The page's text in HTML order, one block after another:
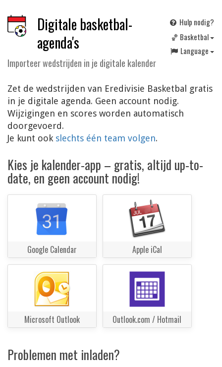
Digitale basketbal-
agenda's
Importeer wedstrijden in je digitale kalender
Hulp nodig?
🏀 Basketbal
Language
Zet de wedstrijden van Eredivisie Basketbal gratis
in je digitale agenda. Geen account nodig.
Wijzigingen en scores worden automatisch
doorgevoerd.
Je kunt ook slechts één team volgen.
Kies je kalender-app – gratis, altijd up-to-
date, en geen account nodig!
Google Calendar Apple iCal
Microsoft Outlook Outlook.com / Hotmail
Problemen met inladen?